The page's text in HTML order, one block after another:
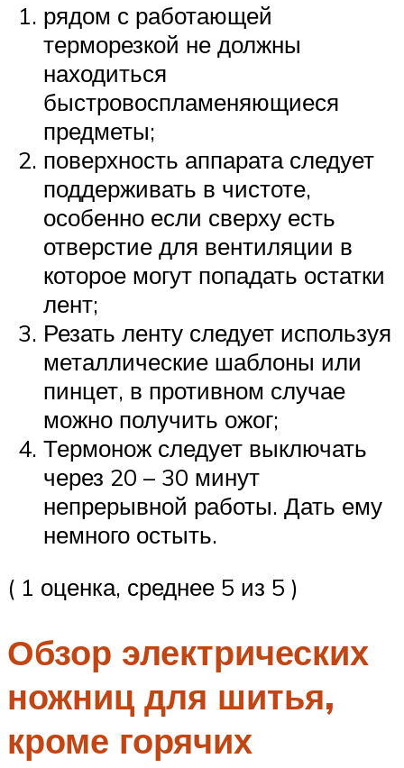
рядом с работающей
терморезкой не должны
находиться
быстровоспламеняющиеся
предметы;
поверхность аппарата следует
поддерживать в чистоте,
особенно если сверху есть
отверстие для вентиляции в
которое могут попадать остатки
лент;
Резать ленту следует используя
металлические шаблоны или
пинцет, в противном случае
можно получить ожог;
Термонож следует выключать
через 20 – 30 минут
непрерывной работы. Дать ему
немного остыть.
( 1 оценка, среднее 5 из 5 )
Обзор электрических
ножниц для шитья,
кроме горячих